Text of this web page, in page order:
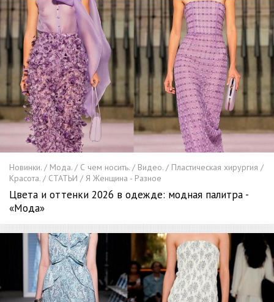
Новинки. / Мода. / С чем носить. / Видео. / Пластическая хирургия /
Красота. / СТАТЬИ / Я Женщина - Разное
Цвета и оттенки 2026 в одежде: модная палитра -
«Мода»